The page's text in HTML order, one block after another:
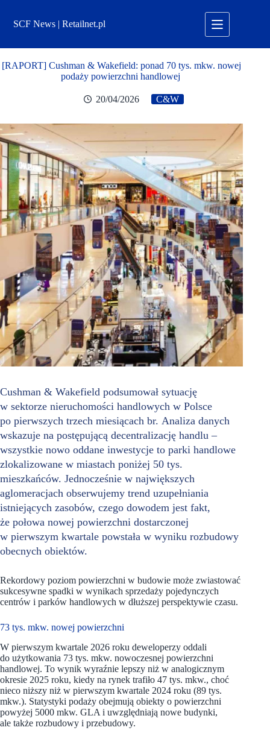
treściSCF News | Retailnet.pl
[RAPORT] Cushman & Wakefield: ponad 70 tys. mkw. nowej
podaży powierzchni handlowej
20/04/2026 C&W
Cushman & Wakefield podsumował sytuację
w sektorze nieruchomości handlowych w Polsce
po pierwszych trzech miesiącach br. Analiza danych
wskazuje na postępującą decentralizację handlu –
wszystkie nowo oddane inwestycje to parki handlowe
zlokalizowane w miastach poniżej 50 tys.
mieszkańców. Jednocześnie w największych
aglomeracjach obserwujemy trend uzupełniania
istniejących zasobów, czego dowodem jest fakt,
że połowa nowej powierzchni dostarczonej
w pierwszym kwartale powstała w wyniku rozbudowy
obecnych obiektów.
Rekordowy poziom powierzchni w budowie może zwiastować
sukcesywne spadki w wynikach sprzedaży pojedynczych
centrów i parków handlowych w dłuższej perspektywie czasu.
73 tys. mkw. nowej powierzchni
W pierwszym kwartale 2026 roku deweloperzy oddali
do użytkowania 73 tys. mkw. nowoczesnej powierzchni
handlowej. To wynik wyraźnie lepszy niż w analogicznym
okresie 2025 roku, kiedy na rynek trafiło 47 tys. mkw., choć
nieco niższy niż w pierwszym kwartale 2024 roku (89 tys.
mkw.). Statystyki podaży obejmują obiekty o powierzchni
powyżej 5000 mkw. GLA i uwzględniają nowe budynki,
ale także rozbudowy i przebudowy.